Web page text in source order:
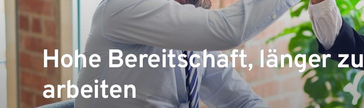
Hohe Bereitschaft, länger zu
arbeiten